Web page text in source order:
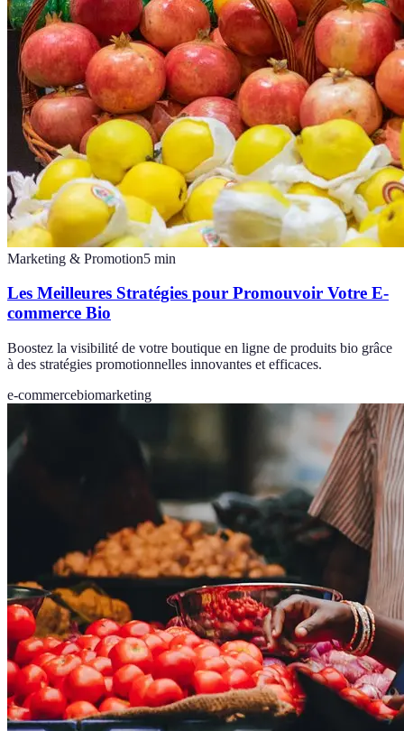
Marketing & Promotion5 min
Les Meilleures Stratégies pour Promouvoir Votre E-
commerce Bio
Boostez la visibilité de votre boutique en ligne de produits bio grâce
à des stratégies promotionnelles innovantes et efficaces.
e-commercebiomarketing